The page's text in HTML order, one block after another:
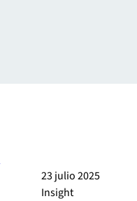
23 julio 2025
Insight